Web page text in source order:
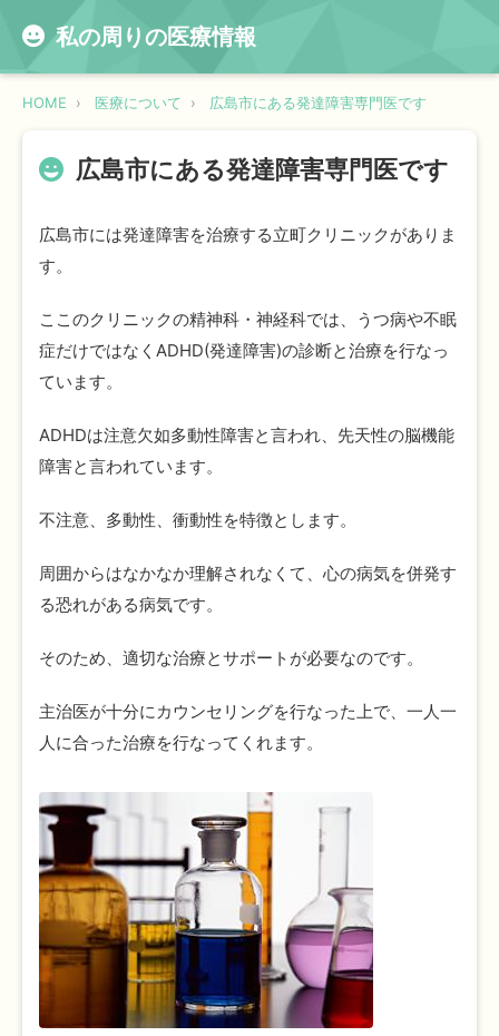
私の周りの医療情報
HOME 医療について 広島市にある発達障害専門医です
広島市にある発達障害専門医です
広島市には発達障害を治療する立町クリニックがありま
す。
ここのクリニックの精神科・神経科では、うつ病や不眠
症だけではなくADHD(発達障害)の診断と治療を行なっ
ています。
ADHDは注意欠如多動性障害と言われ、先天性の脳機能
障害と言われています。
不注意、多動性、衝動性を特徴とします。
周囲からはなかなか理解されなくて、心の病気を併発す
る恐れがある病気です。
そのため、適切な治療とサポートが必要なのです。
主治医が十分にカウンセリングを行なった上で、一人一
人に合った治療を行なってくれます。